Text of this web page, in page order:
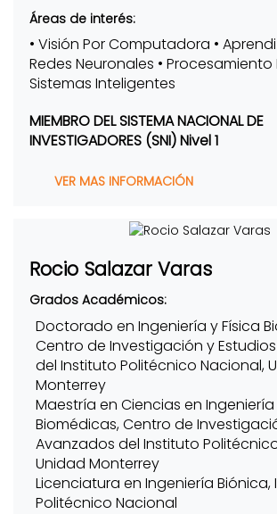
Áreas de interés:
• Visión Por Computadora •
Redes Neuronales • Procesamiento
Sistemas Inteligentes
MIEMBRO DEL SISTEMA NACIONAL DE
INVESTIGADORES (SNI) Nivel 1
VER MAS INFORMACIÓN
Rocio Salazar Varas
Grados Académicos:
Doctorado en Ingeniería y Física
Centro de Investigación y
del Instituto Politécnico Nacional,
Monterrey
Maestría en Ciencias en Ingeniería
Biomédicas, Centro de
Avanzados del Instituto
Unidad Monterrey
Licenciatura en Ingeniería Biónica,
Politécnico Nacional